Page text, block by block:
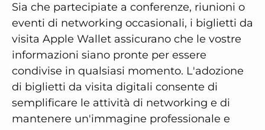
Sia che partecipiate a conferenze, riunioni o
eventi di networking occasionali, i biglietti da
visita Apple Wallet assicurano che le vostre
informazioni siano pronte per essere
condivise in qualsiasi momento. L'adozione
di biglietti da visita digitali consente di
semplificare le attività di networking e di
mantenere un'immagine professionale e